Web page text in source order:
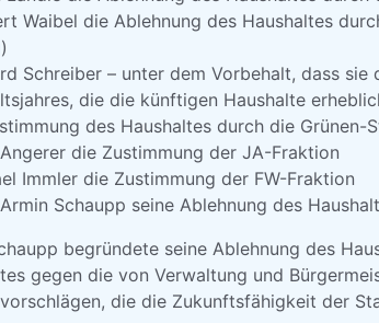
Waibel die Ablehnung des Haushaltes
Schreiber – unter dem Vorbehalt, dass
die die künftigen Haushalte
des Haushaltes durch die Grünen-
die Zustimmung der JA-Fraktion
Immler die Zustimmung der FW-Fraktion
Schaupp seine Ablehnung des
begründete seine Ablehnung des
gegen die von Verwaltung und
die die Zukunftsfähigkeit der